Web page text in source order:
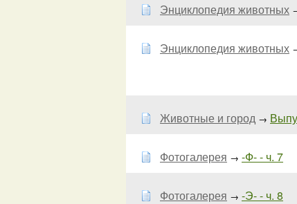
Энциклопедия животных
Энциклопедия животных
Животные и город →
Фотогалерея → -Ф- - ч. 7
Фотогалерея → -Э- - ч. 8